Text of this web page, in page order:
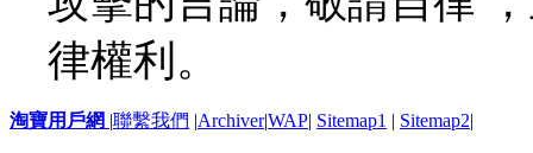
律權利。
淘寶用戶網 |聯繫我們 |Archiver|WAP| Sitemap1 | Sitemap2|